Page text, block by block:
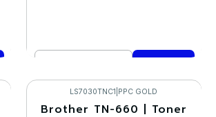
Comprar ahora
-30%
LS7030TNC1 PPC GOLD
Brother TN-660 | Toner